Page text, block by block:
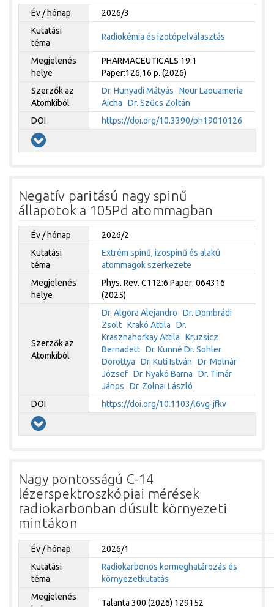
Év / hónap
2026/3
Kutatási
téma
Radiokémia és izotópelválasztás
Megjelenés
helye
PHARMACEUTICALS 19:1
Paper:126,16 p. (2026)
Szerzők az
Atomkiból
Dr. Hunyadi Mátyás
Nour Laouameria
Aicha
Dr. Szűcs Zoltán
DOI
https://doi.org/10.3390/ph19010126
Negatív paritású nagy spinű
állapotok a 105Pd atommagban
Év / hónap
2026/2
Kutatási
téma
Extrém spinű, izospinű és alakú
atommagok szerkezete
Megjelenés
helye
Phys. Rev. C112:6 Paper: 064316
(2025)
Szerzők az
Atomkiból
Dr. Algora Alejandro
Dr. Dombrádi
Zsolt Krakó Attila
Dr.
Krasznahorkay Attila
Kruzsicz
Bernadett Dr. Kunné Dr. Sohler
Dorottya
Dr. Kuti István
Dr. Molnár
József Dr. Nyakó Barna
Dr. Timár
János
Dr. Zolnai László
DOI
https://doi.org/10.1103/l6vg-jfkv
Nagy pontosságú C-14
lézerspektroszkópiai mérések
radiokarbonban dúsult környezeti
mintákon
Év / hónap
2026/1
Kutatási
téma
Radiokarbonos kormeghatározás és
környezetkutatás
Megjelenés
Talanta 300 (2026) 129152